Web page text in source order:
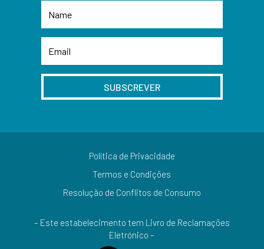
SUBSCREVER
Política de Privacidade
Termos e Condições
Resolução de Conflitos de Consumo
– Este estabelecimento tem Livro de Reclamações
Eletrónico –